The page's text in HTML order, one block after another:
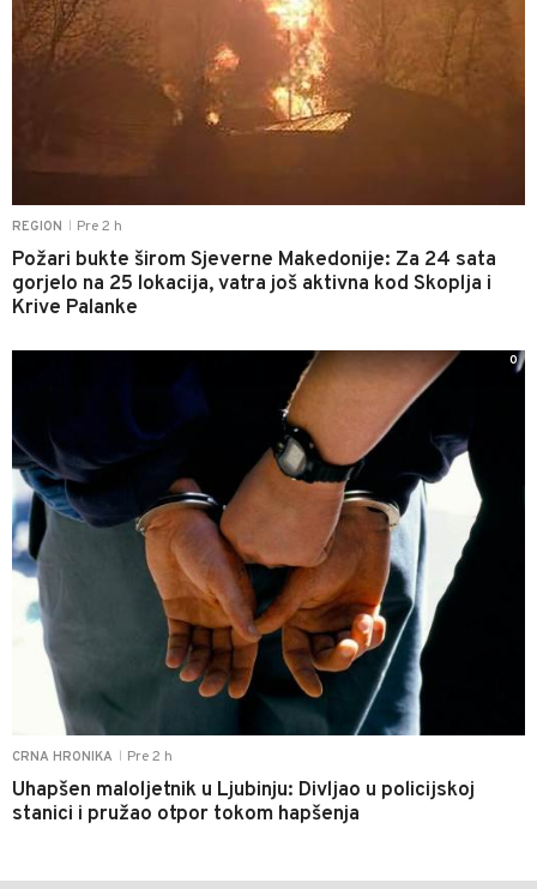
REGION Pre 2 h
Požari bukte širom Sjeverne Makedonije: Za 24 sata
gorjelo na 25 lokacija, vatra još aktivna kod Skoplja i
Krive Palanke
CRNA HRONIKA Pre 2 h
Uhapšen maloljetnik u Ljubinju: Divljao u policijskoj
stanici i pružao otpor tokom hapšenja
0